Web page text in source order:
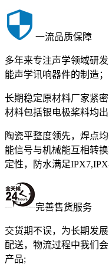
一流品质保障
多年来专注声学领域研
能声学讯响器件的制造；
长期稳定原材料厂家紧
材料包括银电极桨料均出
陶瓷平整度领先，焊点
能信号与机械能互相转
定性，防水满足
完善售货服务
交货期不误，为长期发
配送，物流过程中我们
产品;